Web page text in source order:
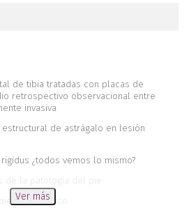
de tibia tratadas con placas de
retrospectivo observacional entre
invasiva
de astrágalo en lesión
¿todos vemos lo mismo?
de la patología del pie
Caso clínico
Ver más